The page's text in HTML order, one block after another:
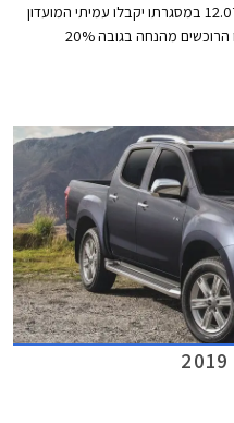
חבר בין התאריכים 06.08.2019 - 12.07.2019 במסגרתו יקבלו עמיתי המועדון
הנחות וחבילות אבזור במתנה. כמו כן ייהנו הרוכשים מהנחה בגובה 20%